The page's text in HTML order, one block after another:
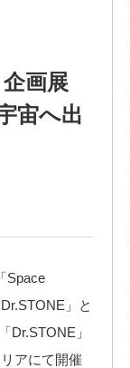
画展
宙へ出
Space
」と
Dr.STONE」
アにて開催